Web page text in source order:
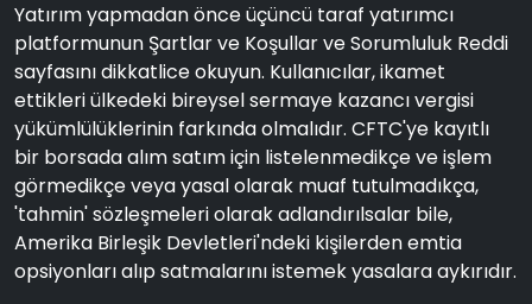
Yatırım yapmadan önce üçüncü taraf yatırımcı
platformunun Şartlar ve Koşullar ve Sorumluluk Reddi
sayfasını dikkatlice okuyun. Kullanıcılar, ikamet
ettikleri ülkedeki bireysel sermaye kazancı vergisi
yükümlülüklerinin farkında olmalıdır. CFTC'ye kayıtlı
bir borsada alım satım için listelenmedikçe ve işlem
görmedikçe veya yasal olarak muaf tutulmadıkça,
'tahmin' sözleşmeleri olarak adlandırılsalar bile,
Amerika Birleşik Devletleri'ndeki kişilerden emtia
opsiyonları alıp satmalarını istemek yasalara aykırıdır.